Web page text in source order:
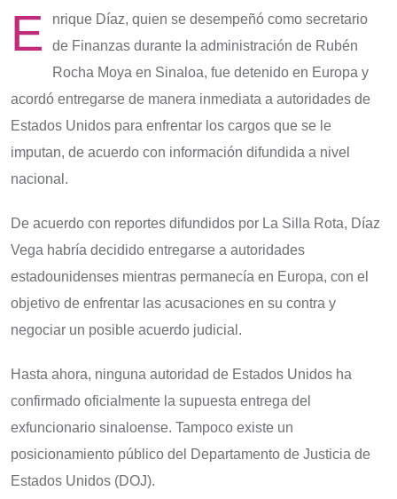
E
nrique Díaz, quien se desempeñó como secretario
de Finanzas durante la administración de Rubén
Rocha Moya en Sinaloa, fue detenido en Europa y
acordó entregarse de manera inmediata a autoridades de
Estados Unidos para enfrentar los cargos que se le
imputan, de acuerdo con información difundida a nivel
nacional.
De acuerdo con reportes difundidos por La Silla Rota, Díaz
Vega habría decidido entregarse a autoridades
estadounidenses mientras permanecía en Europa, con el
objetivo de enfrentar las acusaciones en su contra y
negociar un posible acuerdo judicial.
Hasta ahora, ninguna autoridad de Estados Unidos ha
confirmado oficialmente la supuesta entrega del
exfuncionario sinaloense. Tampoco existe un
posicionamiento público del Departamento de Justicia de
Estados Unidos (DOJ).